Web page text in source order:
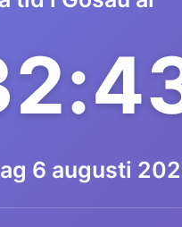
6 augusti